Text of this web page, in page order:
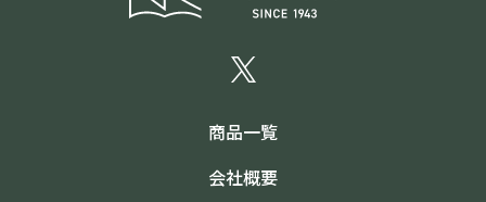
商品一覧
会社概要